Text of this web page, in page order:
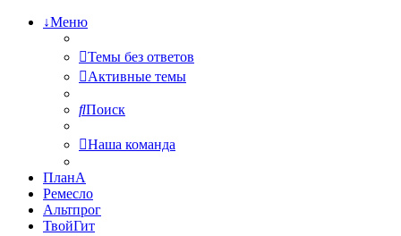
↓Меню
Темы без ответов
Активные темы
Поиск
Наша команда
ПланА
Ремесло
Альтпрог
ТвойГит